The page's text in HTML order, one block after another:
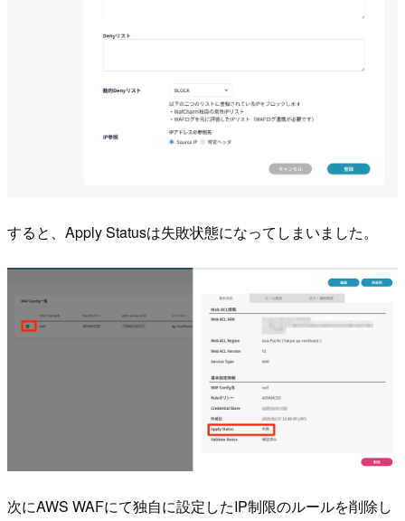
すると、Apply Statusは失敗状態になってしまいました。
次にAWS WAFにて独自に設定したIP制限のルールを削除し